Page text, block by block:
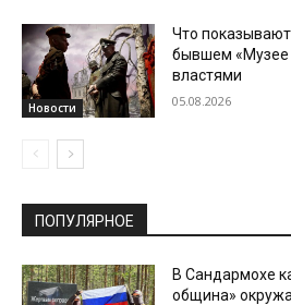
Новости
Что
бывшем «Музее
властями
05.08.2026
ПОПУЛЯРНОЕ
В Сандармохе
община»